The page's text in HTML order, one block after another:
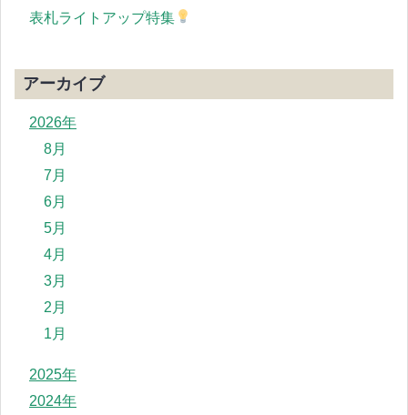
表札ライトアップ特集
アーカイブ
2026年
8月
7月
6月
5月
4月
3月
2月
1月
2025年
2024年